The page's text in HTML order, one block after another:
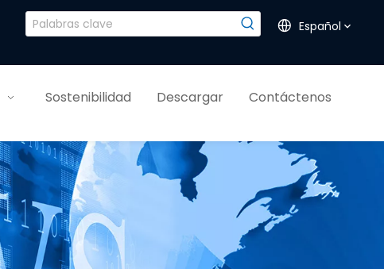
Español
Sostenibilidad Descargar Contáctenos